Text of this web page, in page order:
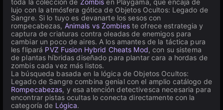
toda la colección de Zombis en Playgama, que encaja de
lujo con la atmósfera gótica de Objetos Ocultos: Legado de
Sangre. Si lo tuyo es devanarte los sesos con
rompecabezas, Animals vs Zombieste ofrece estrategia y
captura de criaturas contra oleadas de enemigos para
cambiar un poco de aires. A los amantes de la táctica pura
les flipará PVZ Fusion Hybrid Cheats Mod, con su sistema
de plantas híbridas diseñado para plantar cara a hordas de
zombis cada vez más listos.
La búsqueda basada en la lógica de Objetos Ocultos:
Legado de Sangre combina genial con el amplio catálogo de
Rompecabezas, y esa atención detectivesca necesaria para
encontrar pistas ocultas lo conecta directamente con la
categoría de Lógica.